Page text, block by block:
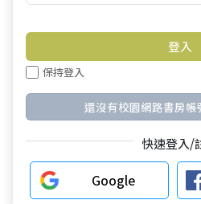
保持登入
還沒有校園網路書房帳
快速登入/
Google